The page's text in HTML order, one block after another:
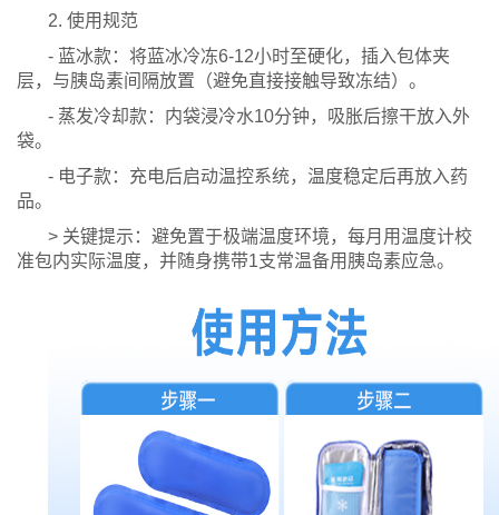
2. 使用规范
- 蓝冰款：将蓝冰冷冻6-12小时至硬化，插入包体夹
层，与胰岛素间隔放置（避免直接接触导致冻结）。
- 蒸发冷却款：内袋浸冷水10分钟，吸胀后擦干放入外
袋。
- 电子款：充电后启动温控系统，温度稳定后再放入药
品。
> 关键提示：避免置于极端温度环境，每月用温度计校
准包内实际温度，并随身携带1支常温备用胰岛素应急。